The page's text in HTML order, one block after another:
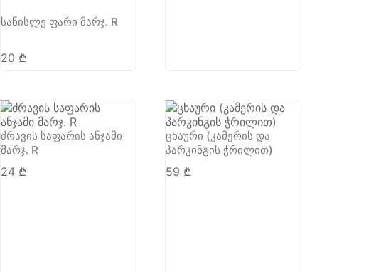
სანისლე ფარი მარჯ. R
20 ₾
ძრავის საფარის ანჯამი
მარჯ. R
24 ₾
ცხაური (კამერის და
პარკინგის ჭრილით)
59 ₾